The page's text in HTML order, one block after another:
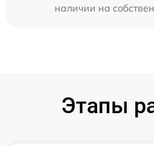
наличии на
Этапы